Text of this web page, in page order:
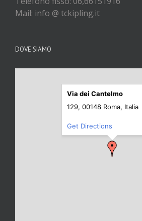
Mail: info @ tckipling.it
DOVE SIAMO
Via dei Cantelmo
129, 00148 Roma, Italia
Get Directions